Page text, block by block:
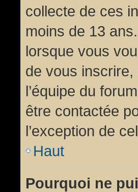
collecte de ces
moins de 13
lorsque vous
de vous
l’équipe du
être contactée
l’exception de
Haut
Pourquoi ne